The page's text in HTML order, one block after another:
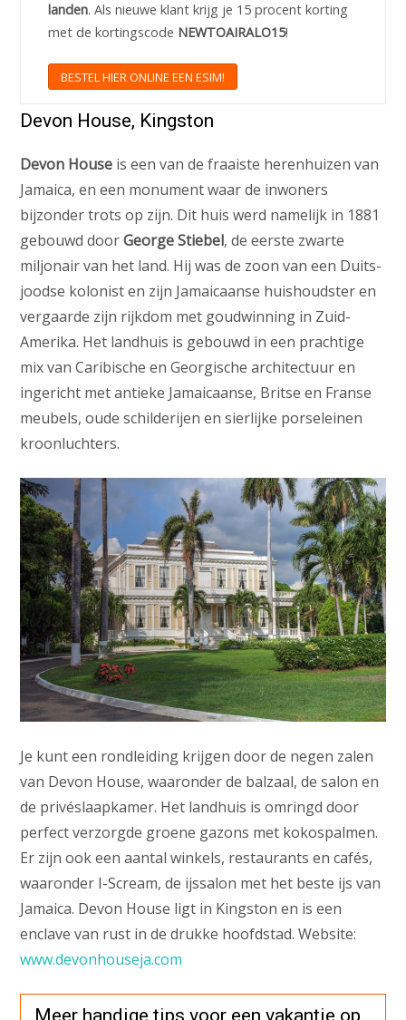
landen. Als nieuwe klant krijg je 15 procent korting
met de kortingscode NEWTOAIRALO15!
BESTEL HIER ONLINE EEN ESIM!
Devon House, Kingston
Devon House is een van de fraaiste herenhuizen van
Jamaica, en een monument waar de inwoners
bijzonder trots op zijn. Dit huis werd namelijk in 1881
gebouwd doorGeorge Stiebel, de eerste zwarte
miljonair van het land. Hij was de zoon van een Duits-
joodse kolonist en zijn Jamaicaanse huishoudster en
vergaarde zijn rijkdom met goudwinning in Zuid-
Amerika. Het landhuis is gebouwd in een prachtige
mix van Caribische en Georgische architectuur en
ingericht met antieke Jamaicaanse, Britse en Franse
meubels, oude schilderijen en sierlijke porseleinen
kroonluchters.
Je kunt een rondleiding krijgen door de negen zalen
van Devon House, waaronder de balzaal, de salon en
de privéslaapkamer. Het landhuis is omringd door
perfect verzorgde groene gazons met kokospalmen.
Er zijn ook een aantal winkels, restaurants en cafés,
waaronder I-Scream, de ijssalon met het beste ijs van
Jamaica. Devon House ligt in Kingston en is een
enclave van rust in de drukke hoofdstad. Website:
www.devonhouseja.com
Meer handige tips voor een vakantie op